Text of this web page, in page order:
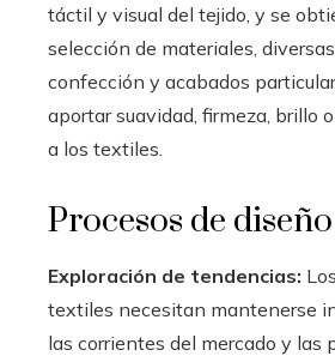
táctil y visual del tejido, y se
selección de materiales,
confección y acabados
aportar suavidad, firmeza, brillo
a los textiles.
Procesos de
Exploración de tendencias:
textiles necesitan mantenerse
las corrientes del mercado y las